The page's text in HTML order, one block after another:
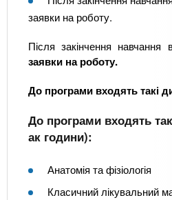
заявки на роботу.
Після закінчення навчання
заявки на роботу.
До програми входять такі
До програми входять
ак години):
Анатомія та фізіологія
Класичний лікувальний